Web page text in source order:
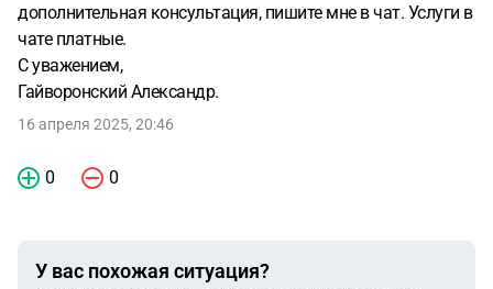
дополнительная консультация, пишите мне в чат. Услуги в
чате платные.
С уважением,
Гайворонский Александр.
16 апреля 2025, 20:46
0 0
У вас похожая ситуация?